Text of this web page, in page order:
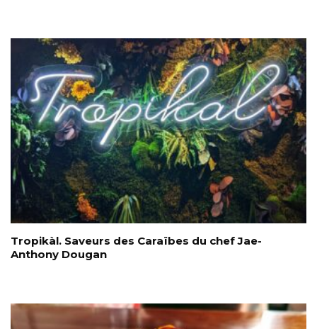
Tropikàl. Saveurs des Caraïbes du chef Jae-
Anthony Dougan